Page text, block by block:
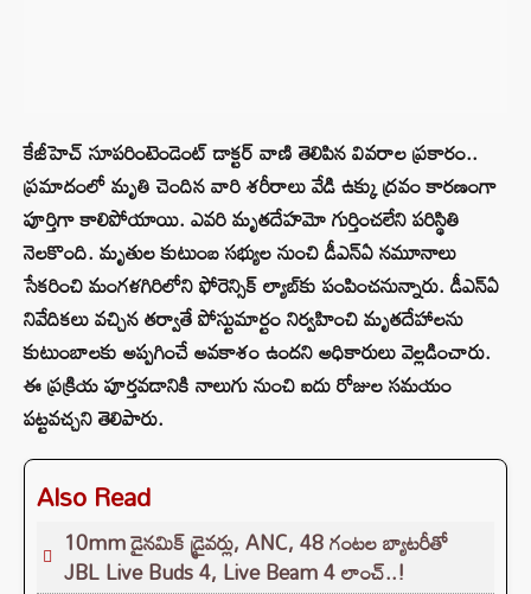
కేజీహెచ్ సూపరింటెండెంట్ డాక్టర్ వాణి తెలిపిన వివరాల ప్రకారం..
ప్రమాదంలో మృతి చెందిన వారి శరీరాలు వేడి ఉక్కు ద్రవం కారణంగా
పూర్తిగా కాలిపోయాయి. ఎవరి మృతదేహమో గుర్తించలేని పరిస్థితి
నెలకొంది. మృతుల కుటుంబ సభ్యుల నుంచి డీఎన్‌ఏ నమూనాలు
సేకరించి మంగళగిరిలోని ఫోరెన్సిక్ ల్యాబ్‌కు పంపించనున్నారు. డీఎన్‌ఏ
నివేదికలు వచ్చిన తర్వాతే పోస్టుమార్టం నిర్వహించి మృతదేహాలను
కుటుంబాలకు అప్పగించే అవకాశం ఉందని అధికారులు వెల్లడించారు.
ఈ ప్రక్రియ పూర్తవడానికి నాలుగు నుంచి ఐదు రోజుల సమయం
పట్టవచ్చని తెలిపారు.
Also Read
10mm డైనమిక్ డ్రైవర్లు, ANC, 48 గంటల బ్యాటరీతో
JBL Live Buds 4, Live Beam 4 లాంచ్..!